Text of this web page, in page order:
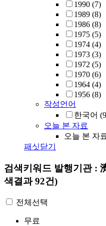
1990 (7)
1989 (8)
1986 (8)
1975 (5)
1974 (4)
1973 (3)
1972 (5)
1970 (6)
1964 (4)
1956 (8)
작성언어
한국어
오늘 본 자료
오늘 본 자
패싯닫기
검색키워드 발행기관 :
색결과 92건)
전체선택
무료